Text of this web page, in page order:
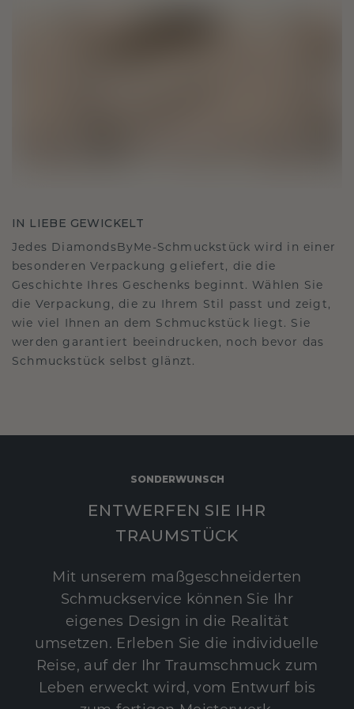
IN LIEBE GEWICKELT
Jedes DiamondsByMe-Schmuckstück wird in einer
besonderen Verpackung geliefert, die die
Geschichte Ihres Geschenks beginnt. Wählen Sie
die Verpackung, die zu Ihrem Stil passt und zeigt,
wie viel Ihnen an dem Schmuckstück liegt. Sie
werden garantiert beeindrucken, noch bevor das
Schmuckstück selbst glänzt.
SONDERWUNSCH
ENTWERFEN SIE IHR
TRAUMSTÜCK
Mit unserem maßgeschneiderten
Schmuckservice können Sie Ihr
eigenes Design in die Realität
umsetzen. Erleben Sie die individuelle
Reise, auf der Ihr Traumschmuck zum
Leben erweckt wird, vom Entwurf bis